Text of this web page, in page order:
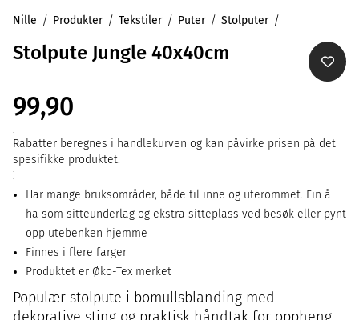
Nille Produkter Tekstiler Puter Stolputer
Stolpute Jungle 40x40cm
99,90
Rabatter beregnes i handlekurven og kan påvirke prisen på det
spesifikke produktet.
Har mange bruksområder, både til inne og uterommet. Fin å
ha som sitteunderlag og ekstra sitteplass ved besøk eller pynt
opp utebenken hjemme
Finnes i flere farger
Produktet er Øko-Tex merket
Populær stolpute i bomullsblanding med